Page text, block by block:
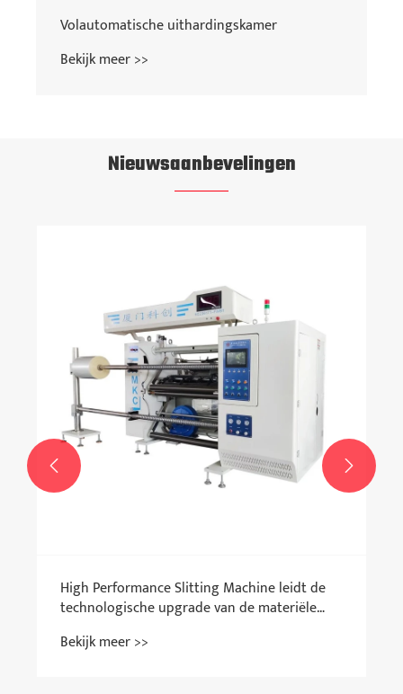
Volautomatische uithardingskamer
Bekijk meer >>
Nieuwsaanbevelingen
High Performance Slitting Machine leidt de
technologische upgrade van de materiële
Bekijk meer >>
 